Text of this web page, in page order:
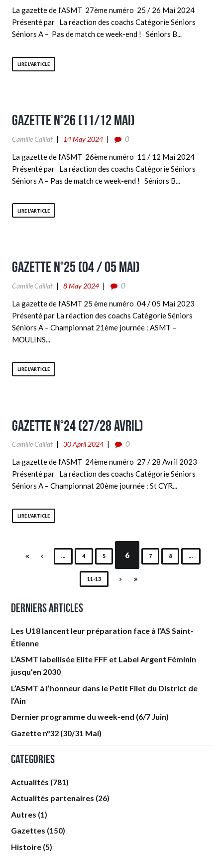
La gazette de l’ASMT 27ème numéro 25 / 26 Mai 2024
Présenté par La réaction des coachs Catégorie Séniors
Séniors A – Pas de match ce week-end ! Séniors B...
LIRE L'ARTICLE
Gazette n°26 (11/12 Mai)
Camille Caillat 14 May 2024
0
La gazette de l’ASMT 26ème numéro 11 / 12 Mai 2024
Présenté par La réaction des coachs Catégorie Séniors
Séniors A – Pas de match ce week-end ! Séniors B...
LIRE L'ARTICLE
Gazette n°25 (04 / 05 Mai)
Camille Caillat 8 May 2024
0
La gazette de l’ASMT 25 ème numéro 04 / 05 Mai 2023
Présenté par La réaction des coachs Catégorie Séniors
Séniors A – Championnat 21ème journée : ASMT –
MOULINS...
LIRE L'ARTICLE
Gazette n°24 (27/28 Avril)
Camille Caillat 30 April 2024
0
La gazette de l’ASMT 24ème numéro 27 / 28 Avril 2023
Présenté par La réaction des coachs Catégorie Séniors
Séniors A – Championnat 20ème journée : St CYR...
LIRE L'ARTICLE
… 4 5 6 7 8 …
11-13
Derniers articles
Les U18 lancent leur préparation face à l’AS Saint-
Étienne
L’ASMT labellisée Elite FFF et Label Argent Féminin
jusqu’en 2030
L’ASMT à l’honneur dans le Petit Filet du District de
l’Ain
Dernier programme du week-end (6/7 Juin)
Gazette n°32 (30/31 Mai)
Categories
Actualités (781)
Actualités partenaires (26)
Autres (1)
Gazettes (150)
Histoire (5)